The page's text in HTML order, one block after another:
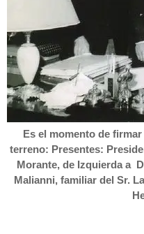
Es el momento de
terreno: Presentes:
Morante, de Izquierda a
Malianni, familiar del Sr.